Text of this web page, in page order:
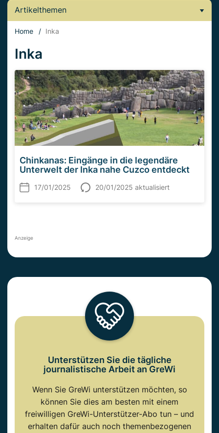
Artikelthemen
Home / Inka
Inka
Chinkanas: Eingänge in die legendäre
Unterwelt der Inka nahe Cuzco entdeckt
17/01/2025 20/01/2025 aktualisiert
Anzeige
Unterstützen Sie die tägliche
journalistische Arbeit an GreWi
Wenn Sie GreWi unterstützen möchten, so
können Sie dies am besten mit einem
freiwilligen GreWi-Unterstützer-Abo tun – und
erhalten dafür auch noch themenbezogenen